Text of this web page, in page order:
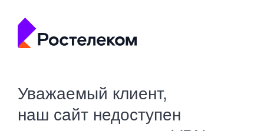
Уважаемый клиент,
наш сайт недоступен